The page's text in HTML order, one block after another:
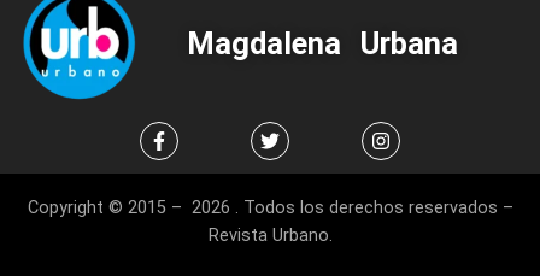
Magdalena Urbana
Copyright © 2015 – 2026 . Todos los derechos reservados –
Revista Urbano.